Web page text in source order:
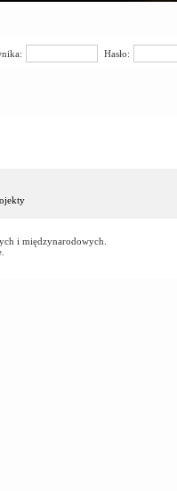
Hasło:
i międzynarodowych.